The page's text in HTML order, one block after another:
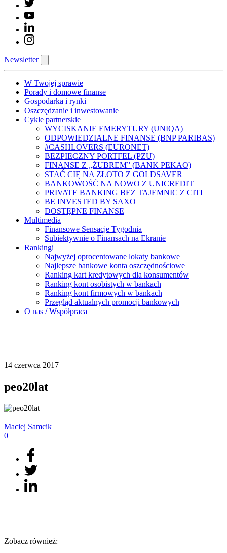
Newsletter
W Twojej sprawie
Porady i domowe finanse
Gospodarka i rynki
Oszczędzanie i inwestowanie
Cykle partnerskie
WYCISKANIE EMERYTURY (UNIQA)
ODPOWIEDZIALNE FINANSE (BNP PARIBAS)
#CASHLOVERS (EURONET)
BEZPIECZNY PORTFEL (PZU)
FINANSE Z „ŻUBREM” (BANK PEKAO)
STAĆ CIĘ NA ZŁOTO Z GOLDSAVER
BANKOWOŚĆ NA NOWO Z UNICREDIT
PRIVATE BANKING BEZ TAJEMNIC Z CITI
BE INVESTED BY SAXO
DOSTĘPNE FINANSE
Multimedia
Finansowe Sensacje Tygodnia
Subiektywnie o Finansach na Ekranie
Rankingi
Najwyżej oprocentowane lokaty bankowe
Najlepsze bankowe konta oszczędnościowe
Ranking kart kredytowych dla konsumentów
Ranking kont osobistych w bankach
Ranking kont firmowych w bankach
Przegląd aktualnych promocji bankowych
O nas / Współpraca
14 czerwca 2017
peo20lat
Maciej Samcik
0
Zobacz również: